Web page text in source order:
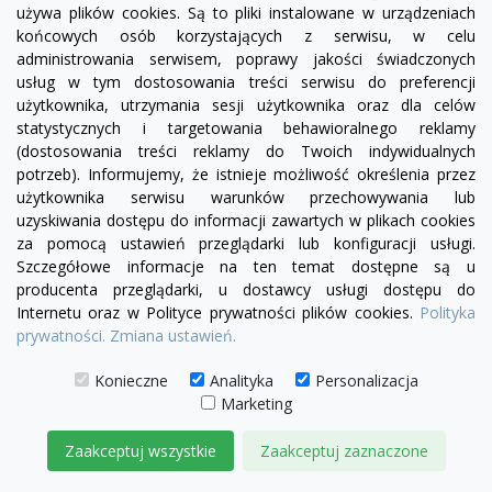
żółtyzielonyczerwony
czekoladowy
miętowy
błękitny
turkusowy
+24
Sofa Chesterfield Uszak Old Plus z f. spania 2 os.
5 710,00 zł
DODAJ DO KOSZYKA
używa plików cookies. Są to pliki instalowane w urządzeniach
końcowych osób korzystających z serwisu, w celu
administrowania serwisem, poprawy jakości świadczonych
usług w tym dostosowania treści serwisu do preferencji
użytkownika, utrzymania sesji użytkownika oraz dla celów
statystycznych i targetowania behawioralnego reklamy
(dostosowania treści reklamy do Twoich indywidualnych
potrzeb). Informujemy, że istnieje możliwość określenia przez
użytkownika serwisu warunków przechowywania lub
uzyskiwania dostępu do informacji zawartych w plikach cookies
za pomocą ustawień przeglądarki lub konfiguracji usługi.
Szczegółowe informacje na ten temat dostępne są u
producenta przeglądarki, u dostawcy usługi dostępu do
Internetu oraz w Polityce prywatności plików cookies. Polityka
prywatności. Zmiana ustawień.
Konieczne Analityka
Personalizacja
Marketing
Zaakceptuj wszystkie Zaakceptuj zaznaczone